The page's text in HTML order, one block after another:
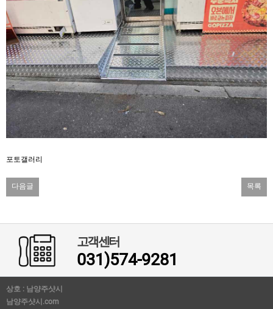
포토갤러리
다음글 목록
고객센터
031)574-9281
상호 : 남양주샷시
남양주샷시.com